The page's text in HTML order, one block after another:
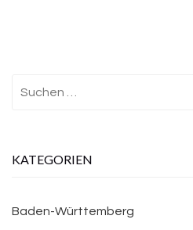
KATEGORIEN
Baden-Württemberg